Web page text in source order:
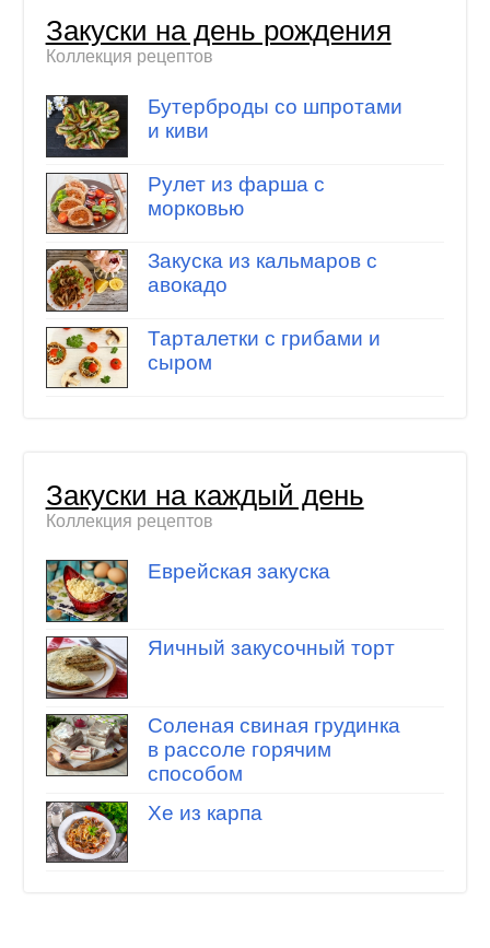
Закуски на день рождения
Коллекция рецептов
Бутерброды со шпротами
и киви
Рулет из фарша с
морковью
Закуска из кальмаров с
авокадо
Тарталетки с грибами и
сыром
Закуски на каждый день
Коллекция рецептов
Еврейская закуска
Яичный закусочный торт
Соленая свиная грудинка
в рассоле горячим
способом
Хе из карпа